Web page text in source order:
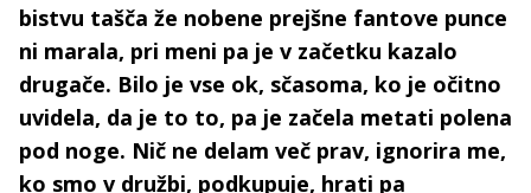
bistvu tašča že nobene prejšne fantove punce
ni marala, pri meni pa je v začetku kazalo
drugače. Bilo je vse ok, sčasoma, ko je očitno
uvidela, da je to to, pa je začela metati polena
pod noge. Nič ne delam več prav, ignorira me,
ko smo v družbi, podkupuje, hrati pa